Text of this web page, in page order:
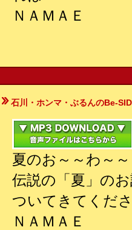
ＮＡＭＡＥ
石川・ホンマ・ぶるんのBe-
夏のお～～わ～
伝説の「夏」の
ついてきてくだ
ＮＡＭＡＥ